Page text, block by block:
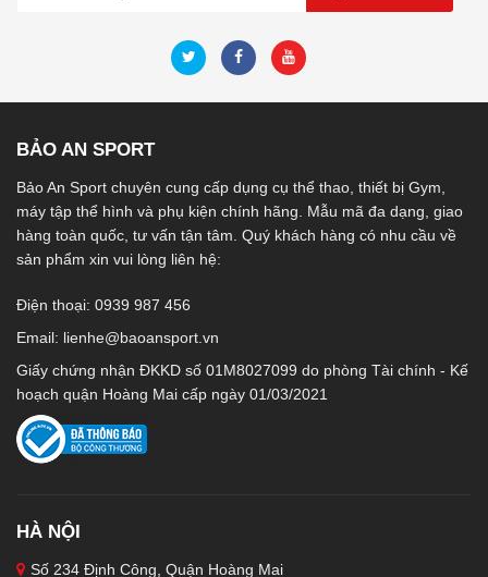
BẢO AN SPORT
Bảo An Sport chuyên cung cấp dụng cụ thể thao, thiết bị Gym,
máy tập thể hình và phụ kiện chính hãng. Mẫu mã đa dạng, giao
hàng toàn quốc, tư vấn tận tâm. Quý khách hàng có nhu cầu về
sản phẩm xin vui lòng liên hệ:
Điện thoại: 0939 987 456
Email: lienhe@baoansport.vn
Giấy chứng nhận ĐKKD số 01M8027099 do phòng Tài chính - Kế
hoạch quận Hoàng Mai cấp ngày 01/03/2021
HÀ NỘI
Số 234 Định Công, Quận Hoàng Mai